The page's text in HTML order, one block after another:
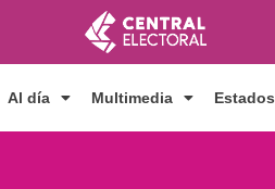
contenido
Al día Multimedia Estados